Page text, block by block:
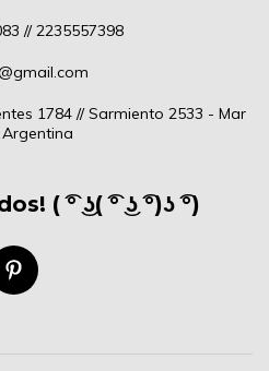
// 2235557398
1784 // Sarmiento 2533 - Mar
( ͡° ͜ʖ( ͡° ͜ʖ ͡°)ʖ ͡°)